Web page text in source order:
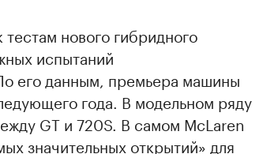
нового гибридного
испытаний
его данным, премьера машины
года. В модельном ряду
GT и 720S. В самом McLaren
значительных открытий» для